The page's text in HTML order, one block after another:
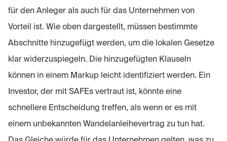
für den Anleger als auch für das Unternehmen von
Vorteil ist. Wie oben dargestellt, müssen bestimmte
Abschnitte hinzugefügt werden, um die lokalen Gesetze
klar widerzuspiegeln. Die hinzugefügten Klauseln
können in einem Markup leicht identifiziert werden. Ein
Investor, der mit SAFEs vertraut ist, könnte eine
schnellere Entscheidung treffen, als wenn er es mit
einem unbekannten Wandelanleihevertrag zu tun hat.